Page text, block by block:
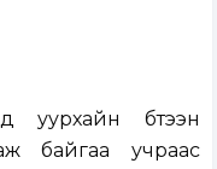
бүтээн
байгаа учраас